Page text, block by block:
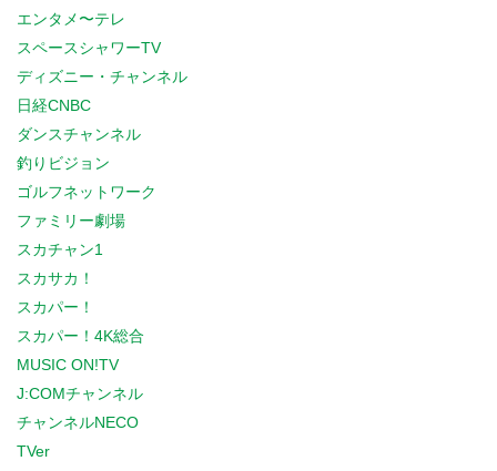
エンタメ〜テレ
スペースシャワーTV
ディズニー・チャンネル
日経CNBC
ダンスチャンネル
釣りビジョン
ゴルフネットワーク
ファミリー劇場
スカチャン1
スカサカ！
スカパー！
スカパー！4K総合
MUSIC ON!TV
J:COMチャンネル
チャンネルNECO
TVer